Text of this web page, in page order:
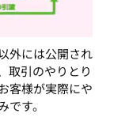
外には公開され
取引のやりとり
客様が実際にや
す。